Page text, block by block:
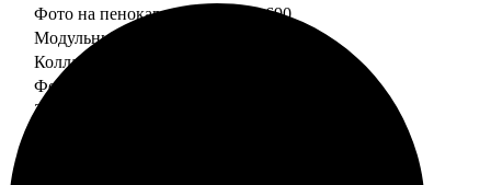
Фото на пенокартоне
от 690
Модульный пенокартон
Коллаж на пенокартоне
ФотоМозаика
30х40 пенокартон